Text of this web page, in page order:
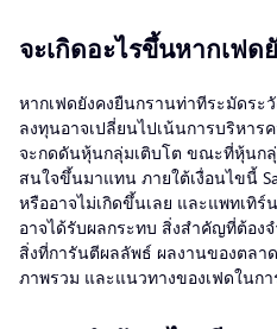
จะเกิดอะไรขึ้นหากเฟด
หากเฟดยังคงยืนกรานท่าทีระมัดระ
ลงทุนอาจเปลี่ยนไปเน้นการบริหา
จะกดดันหุ้นกลุ่มเติบโต ขณะที่หุ้นกลุ่
สนใจขึ้นมาแทน ภายใต้เงื่อนไขนี้
หรืออาจไม่เกิดขึ้นเลย และแพทเทิ
อาจได้รับผลกระทบ สิ่งสำคัญที่ต้อง
สิ่งที่การันตีผลลัพธ์ ผลงานของตลา
ภาพรวม และแนวทางของเฟดในก